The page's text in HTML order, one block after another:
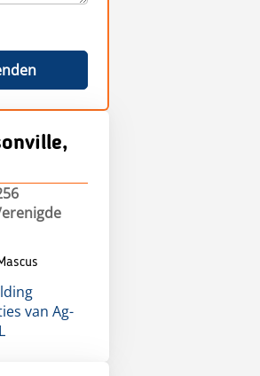
van Ag-